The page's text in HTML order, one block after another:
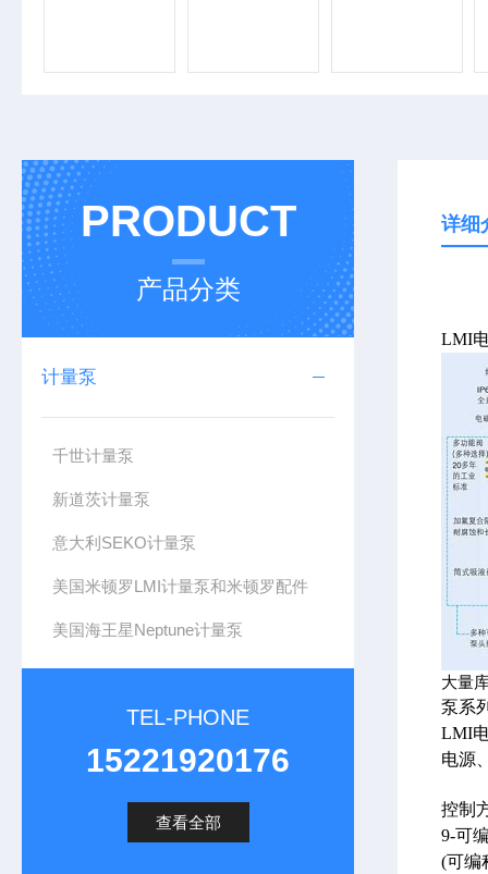
PRODUCT
产品分类
计量泵
千世计量泵
新道茨计量泵
意大利SEKO计量泵
美国米顿罗LMI计量泵和米顿罗配件
美国海王星Neptune计量泵
TEL-PHONE
15221920176
查看全部
详细
LMI
大量
泵系
LMI
电源
控制
9-可
(可编